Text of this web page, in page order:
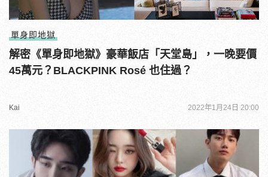
單身即地獄
解密《單身即地獄》豪華飯店「天堂島」，一晚要價
45萬元？BLACKPINK Rosé 也住過？
Kai 2022年1月24日 20:00